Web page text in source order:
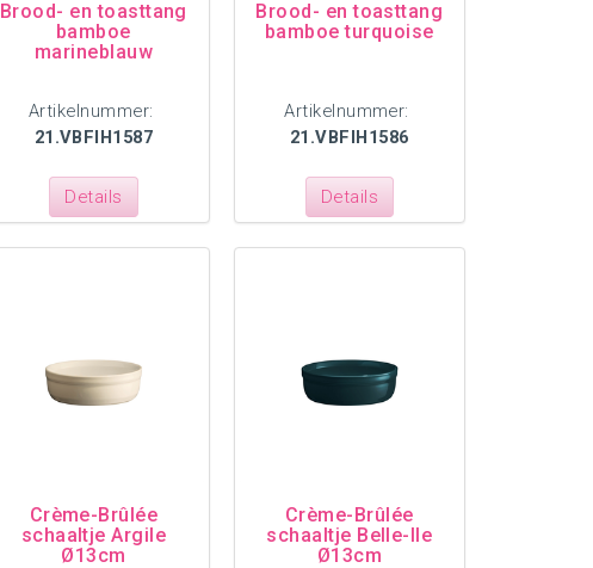
Brood- en toasttang
bamboe
marineblauw
Artikelnummer:
21.VBFIH1587
Details
Brood- en toasttang
bamboe turquoise
Artikelnummer:
21.VBFIH1586
Details
Crème-Brûlée
schaaltje Argile
Ø13cm
Crème-Brûlée
schaaltje Belle-Ile
Ø13cm